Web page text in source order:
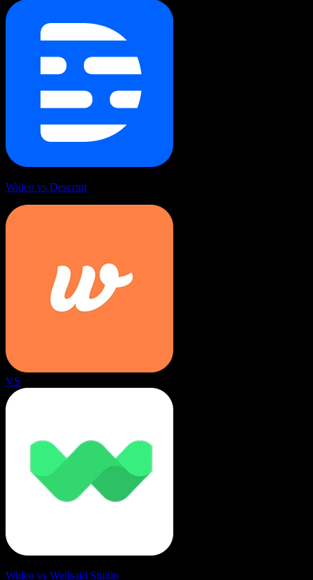
Wideo vs Descript
VS
Wideo vs Wellsaid Studio